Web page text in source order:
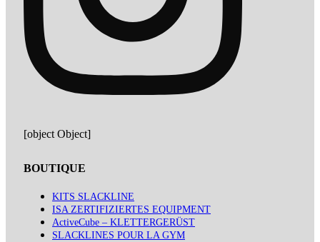
[object Object]
BOUTIQUE
KITS SLACKLINE
ISA ZERTIFIZIERTES EQUIPMENT
ActiveCube – KLETTERGERÜST
SLACKLINES POUR LA GYM